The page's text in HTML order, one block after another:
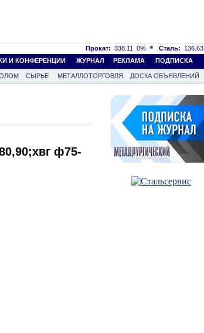
Прокат: 338.11 0% Сталь: 136.63
И КОНФЕРЕНЦИИ ЖУРНАЛ РЕКЛАМА ПОДПИСКА
СЫРЬЕ МЕТАЛЛОТОРГОВЛЯ
ДОСКА ОБЪЯВЛЕНИЙ
ф75-